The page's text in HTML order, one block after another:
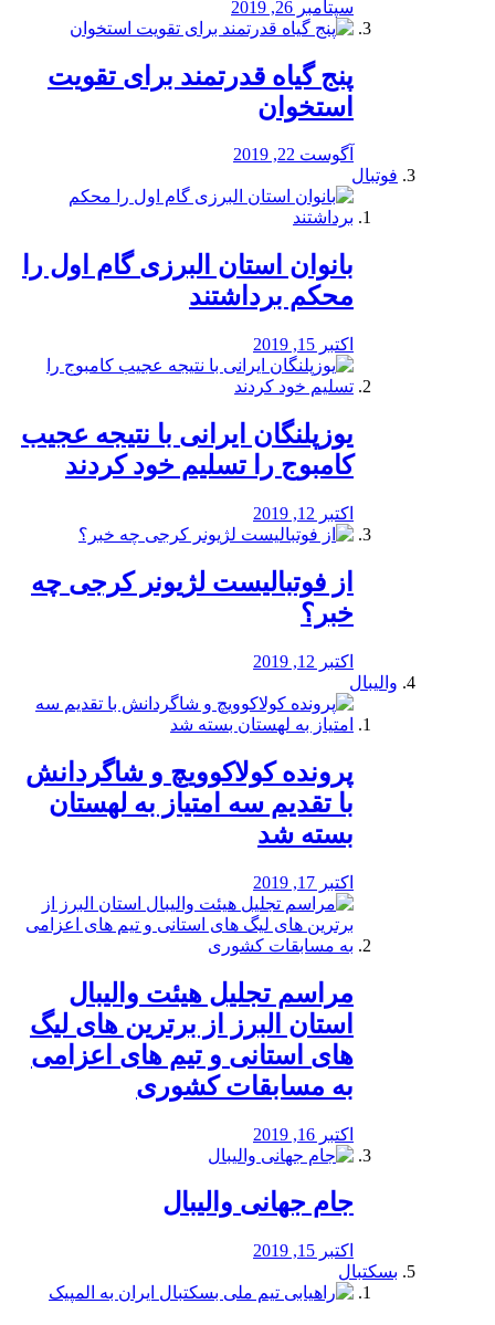
سپتامبر 26, 2019
پنج گیاه قدرتمند برای تقویت
استخوان
آگوست 22, 2019
فوتبال
بانوان استان البرزی گام اول را
محكم برداشتند
اکتبر 15, 2019
یوزپلنگان ایرانی با نتیجه عجیب
کامبوج را تسلیم خود کردند
اکتبر 12, 2019
از فوتبالیست لژیونر کرجی چه
خبر؟
اکتبر 12, 2019
والیبال
پرونده کولاکوویچ و شاگردانش
با تقدیم سه امتیاز به لهستان
بسته شد
اکتبر 17, 2019
مراسم تجلیل هیئت والیبال
استان البرز از برترین های لیگ
های استانی و تیم های اعزامی
به مسابقات کشوری
اکتبر 16, 2019
جام جهانی والیبال
اکتبر 15, 2019
بسکتبال